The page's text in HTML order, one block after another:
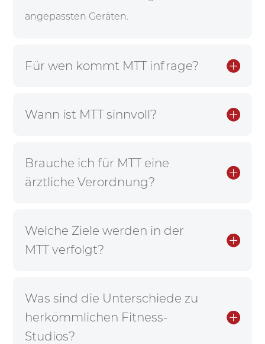
angepassten Geräten.
Für wen kommt MTT infrage?
Wann ist MTT sinnvoll?
Brauche ich für MTT eine
ärztliche Verordnung?
Welche Ziele werden in der
MTT verfolgt?
Was sind die Unterschiede zu
herkömmlichen Fitness-
Studios?